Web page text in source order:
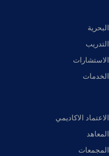
البحرية
التدريب
الاستشارات
الخدمات
الاعتماد الاكاديمي
المعاهد
المجمعات